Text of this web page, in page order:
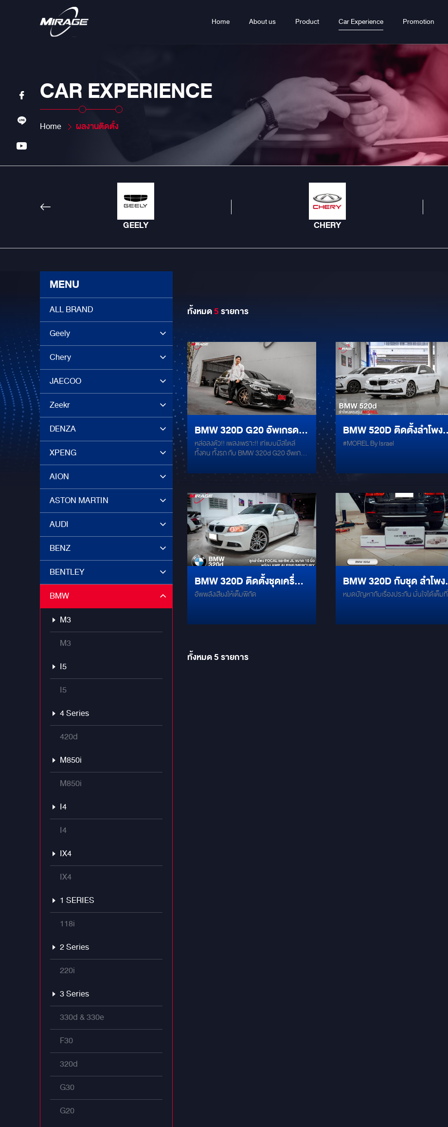
Home About us Product Car Experience Promotion
CAR EXPERIENCE
Home ผลงานติดตั้ง
GEELY CHERY
MENU
ALL BRAND
Geely
Chery
JAECOO
Zeekr
DENZA
XPENG
AION
ASTON MARTIN
AUDI
BENZ
BENTLEY
BMW
M3
M3
I5
I5
4 Series
420d
M850i
M850i
I4
I4
IX4
IX4
1 SERIES
118i
2 Series
220i
3 Series
330d & 330e
F30
320d
G30
G20
ทั้งหมด5รายการ
BMW 320D G20 อัพเกรด
คุณภาพเสียงทั้งชุดลำโพง
เฉพาะ
หล่อลงตัว!! เพลงเพราะ!! เท่แบบมีสไตล์
ทั้งคน ทั้งรถ กับ BMW 320d G20 อัพเกรด
BMW โดยเฉพาะ กับแบรนด์เยอรมันแท้ๆ
ละเอียดเสียง ด้วยแอมป์/DSP ALPINE รุ่น
ท๊อป พร้อมชุดปลั๊กตรงรุ่น - ลำโพงแยกชิ้น
คู่หน้า-หลัง GROUNDZERO GZCS
100.2BMW - ลำโพงเซ็นเตอร์
GROUNDZERO GZCS-CENTER - ซับ
วูฟเฟอร์ 8 นิ้ว ตรงรุ่น GROUNDZERO
GZCS 200BMW-SW4 - แอมป์/DSP
ALPINE PXE-X120-10DP พร้อมหน้าจอ
Installation List ] + GROUNDZERO
GZCS 100.2BMW (Component
Speaker) FRONT + GROUNDZERO
DRC ALPINE RUX-C810
BMW 520D ติดตั้งลำโพง
MOREL BY ISRAEL ส่งตรง
#MOREL By Israel
BMW 320D ติดตั้งชุดเครื่อง
เสียง FOCAL โจทย์คือ ติดตั้ง
อัพพลังเสียงให้เต็มพิกัด
BMW 320D กับชุด ลำโพง
ตรงรุ่นBMW
หมดปัญหากับเรื่องประกัน มั่นใจได้เต็มที่
ทั้งหมด5รายการ